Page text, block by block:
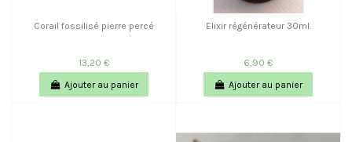
Corail fossilisé pierre percé
13,20 €
Ajouter au panier
Elixir régénérateur 30ml.
6,90 €
Ajouter au panier